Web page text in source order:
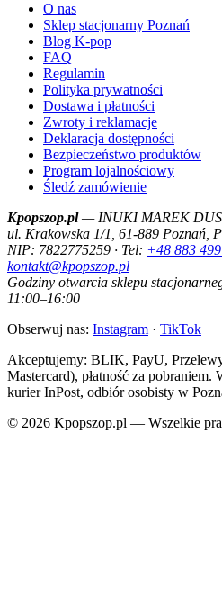
O nas
Sklep stacjonarny Poznań
Blog K-pop
FAQ
Regulamin
Polityka prywatności
Dostawa i płatności
Zwroty i reklamacje
Deklaracja dostępności
Bezpieczeństwo produktów
Program lojalnościowy
Śledź zamówienie
Kpopszop.pl— INUKI MAREK
ul. Krakowska 1/1, 61-889 Poznań,
NIP: 7822775259 · Tel: +48 883
kontakt@kpopszop.pl
Godziny otwarcia sklepu
11:00–16:00
Obserwuj nas: Instagram · TikTok
Akceptujemy: BLIK, PayU,
Mastercard), płatność za pobraniem.
kurier InPost, odbiór osobisty w
© 2026 Kpopszop.pl — Wszelkie